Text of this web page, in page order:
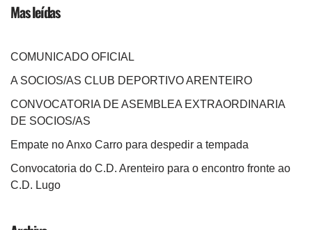
Mas leídas
COMUNICADO OFICIAL
A SOCIOS/AS CLUB DEPORTIVO ARENTEIRO
CONVOCATORIA DE ASEMBLEA EXTRAORDINARIA
DE SOCIOS/AS
Empate no Anxo Carro para despedir a tempada
Convocatoria do C.D. Arenteiro para o encontro fronte ao
C.D. Lugo